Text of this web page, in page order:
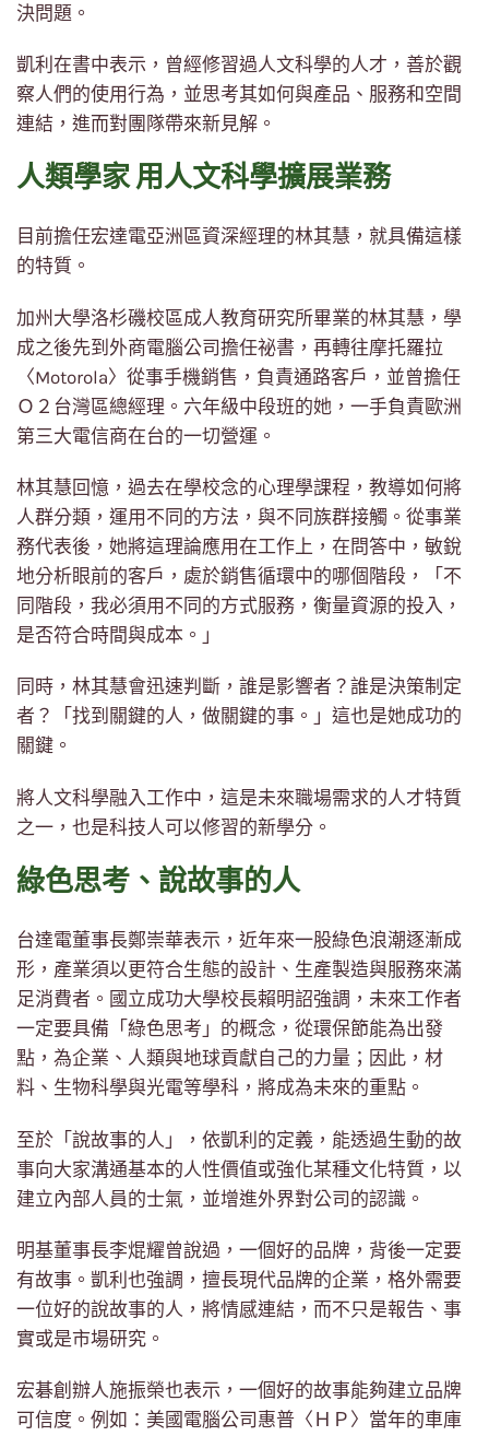
決問題。
凱利在書中表示，曾經修習過人文科學的人才，善於觀
察人們的使用行為，並思考其如何與產品、服務和空間
連結，進而對團隊帶來新見解。
人類學家 用人文科學擴展業務
目前擔任宏達電亞洲區資深經理的林其慧，就具備這樣
的特質。
加州大學洛杉磯校區成人教育研究所畢業的林其慧，學
成之後先到外商電腦公司擔任祕書，再轉往摩托羅拉
〈Motorola〉從事手機銷售，負責通路客戶，並曾擔任
Ｏ２台灣區總經理。六年級中段班的她，一手負責歐洲
第三大電信商在台的一切營運。
林其慧回憶，過去在學校念的心理學課程，教導如何將
人群分類，運用不同的方法，與不同族群接觸。從事業
務代表後，她將這理論應用在工作上，在問答中，敏銳
地分析眼前的客戶，處於銷售循環中的哪個階段，「不
同階段，我必須用不同的方式服務，衡量資源的投入，
是否符合時間與成本。」
同時，林其慧會迅速判斷，誰是影響者？誰是決策制定
者？「找到關鍵的人，做關鍵的事。」這也是她成功的
關鍵。
將人文科學融入工作中，這是未來職場需求的人才特質
之一，也是科技人可以修習的新學分。
綠色思考、說故事的人
台達電董事長鄭崇華表示，近年來一股綠色浪潮逐漸成
形，產業須以更符合生態的設計、生產製造與服務來滿
足消費者。國立成功大學校長賴明詔強調，未來工作者
一定要具備「綠色思考」的概念，從環保節能為出發
點，為企業、人類與地球貢獻自己的力量；因此，材
料、生物科學與光電等學科，將成為未來的重點。
至於「說故事的人」，依凱利的定義，能透過生動的故
事向大家溝通基本的人性價值或強化某種文化特質，以
建立內部人員的士氣，並增進外界對公司的認識。
明基董事長李焜耀曾說過，一個好的品牌，背後一定要
有故事。凱利也強調，擅長現代品牌的企業，格外需要
一位好的說故事的人，將情感連結，而不只是報告、事
實或是市場研究。
宏碁創辦人施振榮也表示，一個好的故事能夠建立品牌
可信度。例如：美國電腦公司惠普〈ＨＰ〉當年的車庫